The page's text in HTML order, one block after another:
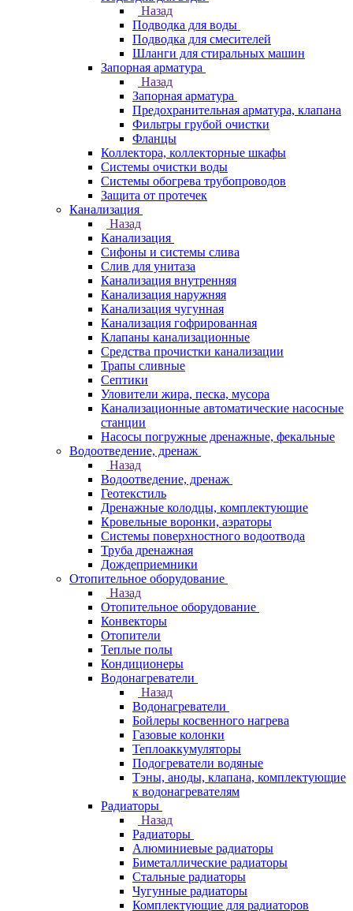
Назад
Подводка для воды
Подводка для смесителей
Шланги для стиральных машин
Запорная арматура
Назад
Запорная арматура
Предохранительная арматура, клапана
Фильтры грубой очистки
Фланцы
Коллектора, коллекторные шкафы
Системы очистки воды
Системы обогрева трубопроводов
Защита от протечек
Канализация
Назад
Канализация
Сифоны и системы слива
Слив для унитаза
Канализация внутренняя
Канализация наружняя
Канализация чугунная
Канализация гофрированная
Клапаны канализационные
Средства прочистки канализации
Трапы сливные
Септики
Уловители жира, песка, мусора
Канализационные автоматические насосные
станции
Насосы погружные дренажные, фекальные
Водоотведение, дренаж
Назад
Водоотведение, дренаж
Геотекстиль
Дренажные колодцы, комплектующие
Кровельные воронки, аэраторы
Системы поверхностного водоотвода
Труба дренажная
Дождеприемники
Отопительное оборудование
Назад
Отопительное оборудование
Конвекторы
Отопители
Теплые полы
Кондиционеры
Водонагреватели
Назад
Водонагреватели
Бойлеры косвенного нагрева
Газовые колонки
Теплоаккумуляторы
Подогреватели водяные
Тэны, аноды, клапана, комплектующие
к водонагревателям
Радиаторы
Назад
Радиаторы
Алюминиевые радиаторы
Биметаллические радиаторы
Стальные радиаторы
Чугунные радиаторы
Комплектующие для радиаторов